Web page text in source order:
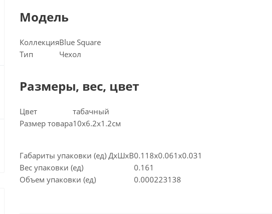
Модель
КоллекцияBlue Square
Тип
Чехол
Размеры, вес, цвет
Цвет
табачный
Размер товара10x6.2x1.2см
Габариты упаковки (ед) ДхШхВ0.118x0.061x0.031
Вес упаковки (ед)
0.161
Объем упаковки (ед)
0.000223138